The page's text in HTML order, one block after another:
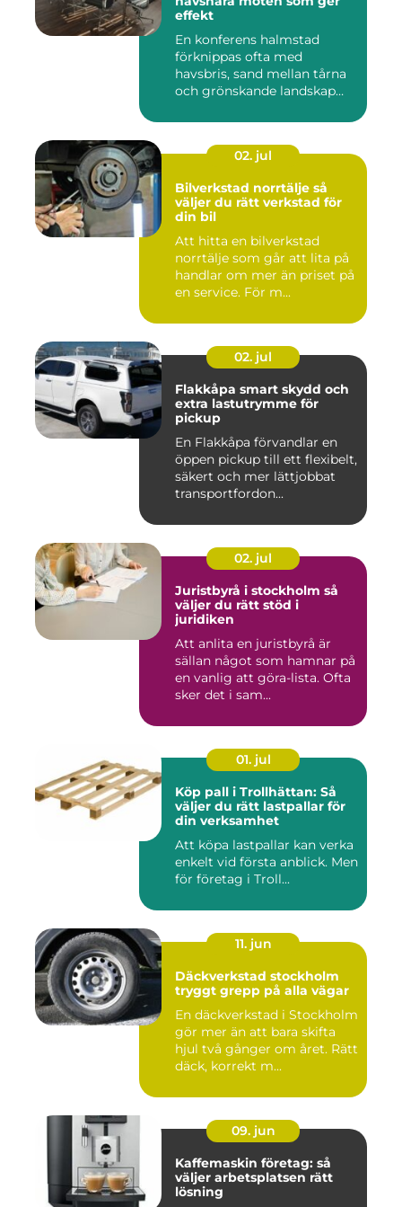
effekt
En konferens halmstad
förknippas ofta med
havsbris, sand mellan tårna
och grönskande landskap
02. jul
Bilverkstad norrtälje så
väljer du rätt verkstad för
din bil
Att hitta en bilverkstad
norrtälje som går att lita på
handlar om mer än priset på
en service. För m...
02. jul
Flakkåpa smart skydd och
extra lastutrymme för
pickup
En Flakkåpa förvandlar en
öppen pickup till ett flexibelt,
säkert och mer lättjobbat
transportfordon...
02. jul
Juristbyrå i stockholm så
väljer du rätt stöd i
juridiken
Att anlita en juristbyrå är
sällan något som hamnar på
en vanlig att göra-lista. Ofta
sker det i sam...
01. jul
Köp pall i Trollhättan: Så
väljer du rätt lastpallar för
din verksamhet
Att köpa lastpallar kan verka
enkelt vid första anblick. Men
för företag i Troll...
11. jun
Däckverkstad stockholm
tryggt grepp på alla vägar
En däckverkstad i Stockholm
gör mer än att bara skifta
hjul två gånger om året. Rätt
däck, korrekt m...
09. jun
Kaffemaskin företag: så
väljer arbetsplatsen rätt
lösning